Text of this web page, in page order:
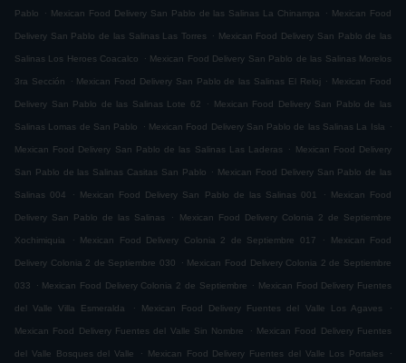
Pablo . Mexican Food Delivery San Pablo de las Salinas La Chinampa . Mexican Food
Delivery San Pablo de las Salinas Las Torres . Mexican Food Delivery San Pablo de las
Salinas Los Heroes Coacalco . Mexican Food Delivery San Pablo de las Salinas Morelos
3ra Sección . Mexican Food Delivery San Pablo de las Salinas El Reloj . Mexican Food
Delivery San Pablo de las Salinas Lote 62 . Mexican Food Delivery San Pablo de las
Salinas Lomas de San Pablo . Mexican Food Delivery San Pablo de las Salinas La Isla .
Mexican Food Delivery San Pablo de las Salinas Las Laderas . Mexican Food Delivery
San Pablo de las Salinas Casitas San Pablo . Mexican Food Delivery San Pablo de las
Salinas 004 . Mexican Food Delivery San Pablo de las Salinas 001 . Mexican Food
Delivery San Pablo de las Salinas . Mexican Food Delivery Colonia 2 de Septiembre
Xochimiquia . Mexican Food Delivery Colonia 2 de Septiembre 017 . Mexican Food
Delivery Colonia 2 de Septiembre 030 . Mexican Food Delivery Colonia 2 de Septiembre
033 . Mexican Food Delivery Colonia 2 de Septiembre . Mexican Food Delivery Fuentes
del Valle Villa Esmeralda . Mexican Food Delivery Fuentes del Valle Los Agaves .
Mexican Food Delivery Fuentes del Valle Sin Nombre . Mexican Food Delivery Fuentes
del Valle Bosques del Valle . Mexican Food Delivery Fuentes del Valle Los Portales .